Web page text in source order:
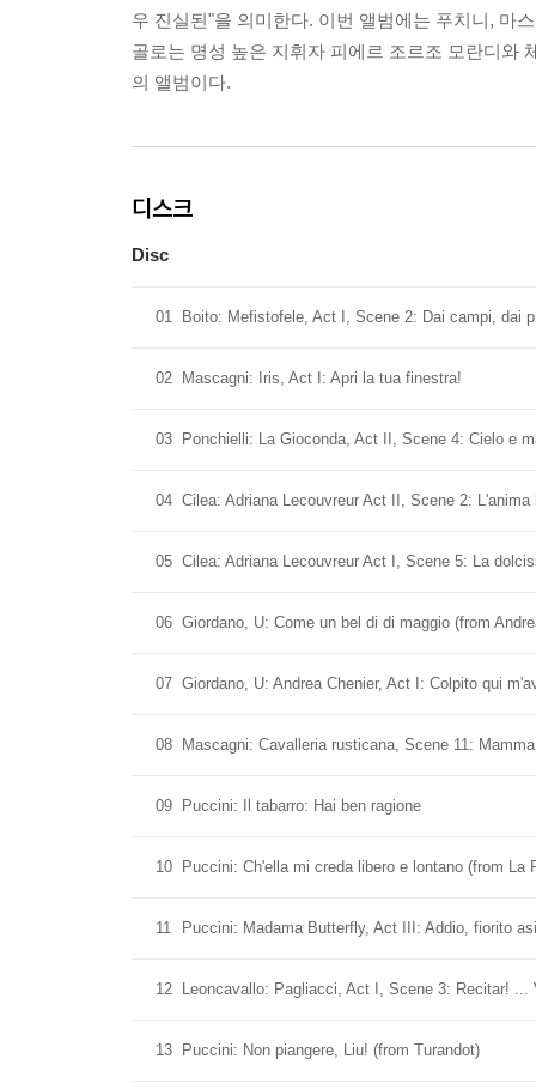
우 진실된"을 의미한다. 이번 앨범에는 푸치니, 마
골로는 명성 높은 지휘자 피에르 조르조 모란디와
의 앨범이다.
디스크
Disc
01 Boito: Mefistofele, Act I, Scene 2: Dai campi, dai
02 Mascagni: Iris, Act I: Apri la tua finestra!
03 Ponchielli: La Gioconda, Act II, Scene 4: Cielo e
04 Cilea: Adriana Lecouvreur Act II, Scene 2: L'anima
05 Cilea: Adriana Lecouvreur Act I, Scene 5: La
06 Giordano, U: Come un bel di di maggio (from
07 Giordano, U: Andrea Chenier, Act I: Colpito qui
08 Mascagni: Cavalleria rusticana, Scene 11:
09 Puccini: Il tabarro: Hai ben ragione
10 Puccini: Ch'ella mi creda libero e lontano (from La
11 Puccini: Madama Butterfly, Act III: Addio, fiorito
12 Leoncavallo: Pagliacci, Act I, Scene 3: Recitar! ...
13 Puccini: Non piangere, Liu! (from Turandot)